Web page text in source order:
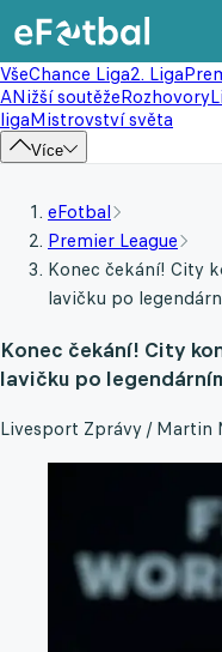
VšeChance Liga2. Liga
ANižší soutěžeRozhovory
ligaMistrovství světa
Více
eFotbal
Premier League
Konec čekání! City
lavičku po
Konec čekání! City
lavičku po
Livesport Zprávy / Martin